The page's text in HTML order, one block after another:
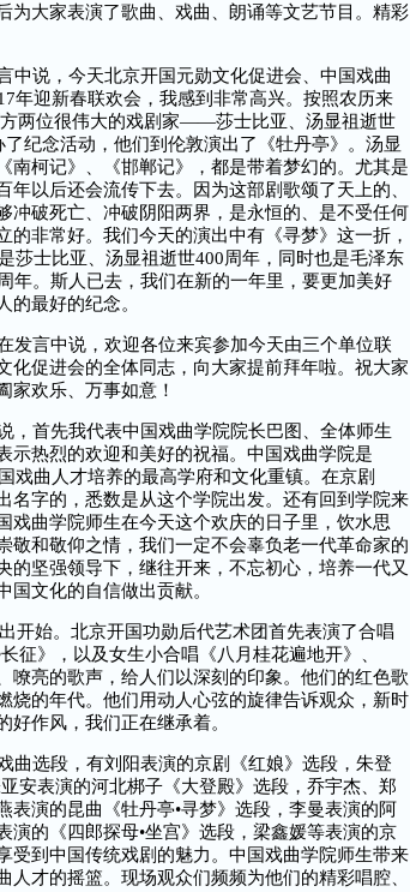
为大家表演了歌曲、戏曲、朗诵等文艺节目。精彩
说，今天北京开国元勋文化促进会、中国戏曲
年迎新春联欢会，我感到非常高兴。按照农历来
两位很伟大的戏剧家——莎士比亚、汤显祖逝世
纪念活动，他们到伦敦演出了《牡丹亭》。汤显
南柯记》、《邯郸记》，都是带着梦幻的。尤其是
年以后还会流传下去。因为这部剧歌颂了天上的、
冲破死亡、冲破阴阳两界，是永恒的、是不受任何
的非常好。我们今天的演出中有《寻梦》这一折，
莎士比亚、汤显祖逝世400周年，同时也是毛泽东
年。斯人已去，我们在新的一年里，要更加美好
的最好的纪念。
言中说，欢迎各位来宾参加今天由三个单位联
化促进会的全体同志，向大家提前拜年啦。祝大家
家欢乐、万事如意！
首先我代表中国戏曲学院院长巴图、全体师生
示热烈的欢迎和美好的祝福。中国戏曲学院是
戏曲人才培养的最高学府和文化重镇。在京剧
名字的，悉数是从这个学院出发。还有回到学院来
戏曲学院师生在今天这个欢庆的日子里，饮水思
敬和敬仰之情，我们一定不会辜负老一代革命家的
的坚强领导下，继往开来，不忘初心，培养一代又
文化的自信做出贡献。
开始。北京开国功勋后代艺术团首先表演了合唱
征》，以及女生小合唱《八月桂花遍地开》、
嘹亮的歌声，给人们以深刻的印象。他们的红色歌
烧的年代。他们用动人心弦的旋律告诉观众，新时
作风，我们正在继承着。
选段，有刘阳表演的京剧《红娘》选段，朱登
安表演的河北梆子《大登殿》选段，乔宇杰、郑
表演的昆曲《牡丹亭•寻梦》选段，李曼表演的阿
演的《四郎探母•坐宫》选段，梁鑫媛等表演的京
受到中国传统戏剧的魅力。中国戏曲学院师生带来
才的摇篮。现场观众们频频为他们的精彩唱腔、